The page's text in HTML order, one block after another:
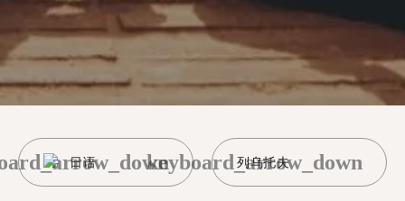
日语 列乌托夫
keyboard_arrow_down